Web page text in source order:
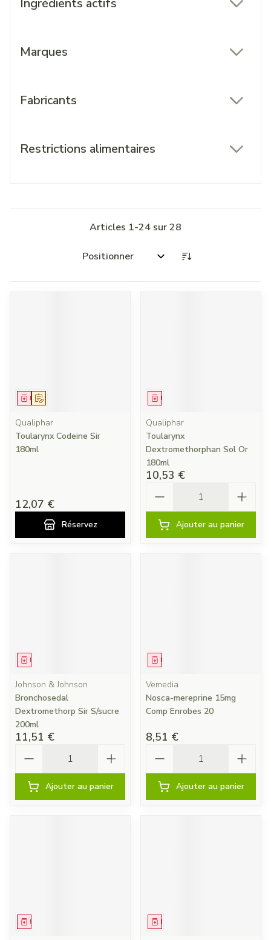
Ingrédients actifs
Marques
Fabricants
Restrictions alimentaires
Articles 1-24 sur28
Trier par:
Sur prescription
Médicament
Qualiphar
Toularynx Codeine Sir
180ml
12,07 €
Réservez
Médicament
Qualiphar
Toularynx
Dextromethorphan Sol Or
180ml
10,53 €
Ajouter au panier
Médicament
Johnson & Johnson
Bronchosedal
Dextromethorp Sir S/sucre
200ml
11,51 €
Ajouter au panier
Médicament
Vemedia
Nosca-mereprine 15mg
Comp Enrobes 20
8,51 €
Ajouter au panier
Médicament Médicament